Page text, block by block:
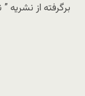
برگرفته از